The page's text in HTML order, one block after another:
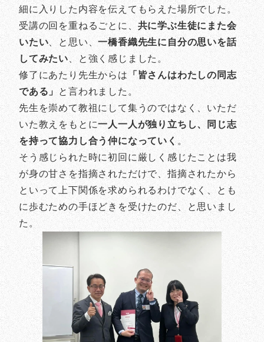
細に入りした内容を伝えてもらえた場所でした。
受講の回を重ねるごとに、 共に学ぶ生徒にまた会
いたい、と思い、一橋香織先生に自分の思いを話
してみたい 、と強く感じました。
修了にあたり先生からは
「皆さんはわたしの同志
である」
と言われました。
先生を崇めて教祖にして集うのではなく、いただ
いた教えをもとに一人一人が独り立ちし、同じ志
を持って協力し合う仲になっていく。
そう感じられた時に初回に厳しく感じたことは我
が身の甘さを指摘されただけで、指摘されたから
といって上下関係を求められるわけでなく、とも
に歩むための手ほどきを受けたのだ、と思いまし
た。